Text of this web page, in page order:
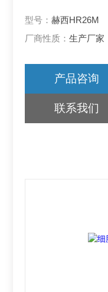
业科技领域。
型号：赫西HR26M
厂商性质：生产厂家
产品咨询
联系我们